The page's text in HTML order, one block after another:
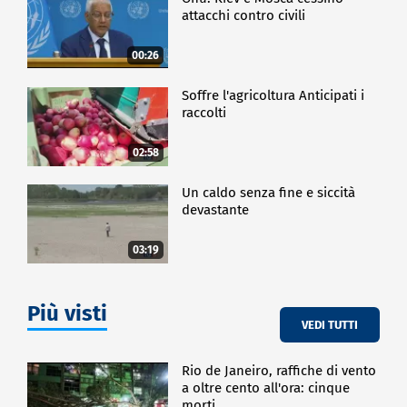
00:26
attacchi contro civili
02:58
Soffre l'agricoltura Anticipati i
raccolti
03:19
Un caldo senza fine e siccità
devastante
Più visti VEDI TUTTI
Rio de Janeiro, raffiche di vento
a oltre cento all'ora: cinque